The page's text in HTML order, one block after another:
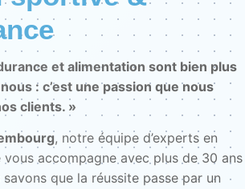
et alimentation sont bien plus
: c’est une passion que nous
clients. »
, notre équipe d’experts en
accompagne avec plus de 30 ans
savons que la réussite passe par un